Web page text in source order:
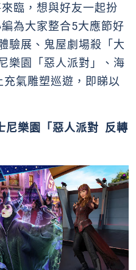
臨，想與好友一起扮
為大家整合5大應節好
驗展、鬼屋劇場殺「大
樂園「惡人派對」、海
氣雕塑巡遊，即睇以
尼樂園「惡人派對 反轉